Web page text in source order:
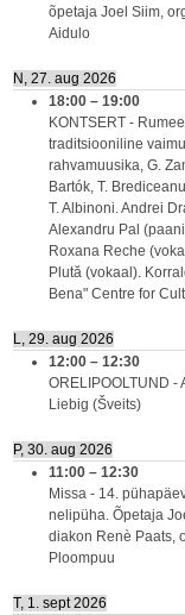
õpetaja Joel Siim,
Aidulo
N, 27. aug 2026
18:00 – 19:00
KONTSERT -
traditsiooniline
rahvamuusika, G.
Bartók, T.
T. Albinoni. Andrei
Alexandru Pal
Roxana Reche
Plută (vokaal).
Bena" Centre for
L, 29. aug 2026
12:00 – 12:30
ORELIPOOLTUND -
Liebig (Šveits)
P, 30. aug 2026
11:00 – 12:30
Missa - 14.
nelipüha. Õpetaja
diakon Renè Paats,
Ploompuu
T, 1. sept 2026